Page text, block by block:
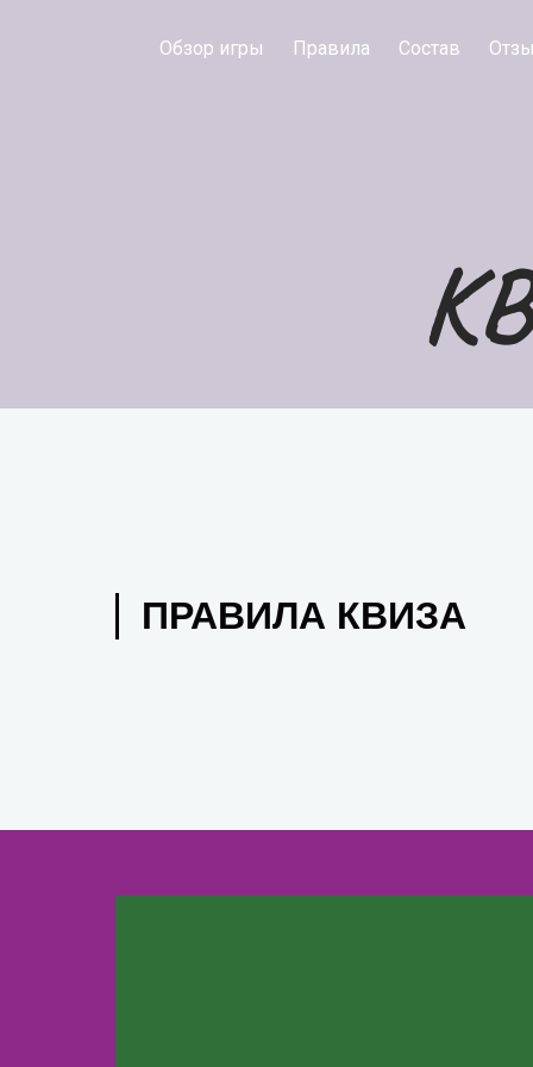
Обзор игры Правила Состав
ПРАВИЛА КВИЗА